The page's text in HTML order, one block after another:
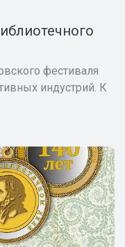
фестиваля
индустрий. К